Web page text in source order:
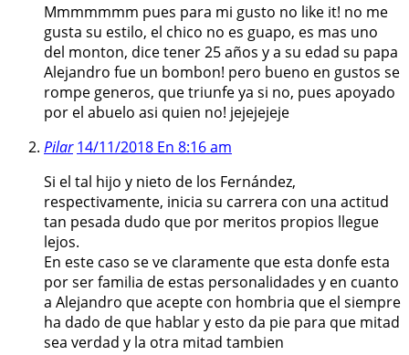
Mmmmmmm pues para mi gusto no like it! no me
gusta su estilo, el chico no es guapo, es mas uno
del monton, dice tener 25 años y a su edad su papa
Alejandro fue un bombon! pero bueno en gustos se
rompe generos, que triunfe ya si no, pues apoyado
por el abuelo asi quien no! jejejejeje
Pilar 14/11/2018 En 8:16 am
Si el tal hijo y nieto de los Fernández,
respectivamente, inicia su carrera con una actitud
tan pesada dudo que por meritos propios llegue
lejos.
En este caso se ve claramente que esta donfe esta
por ser familia de estas personalidades y en cuanto
a Alejandro que acepte con hombria que el siempre
ha dado de que hablar y esto da pie para que mitad
sea verdad y la otra mitad tambien